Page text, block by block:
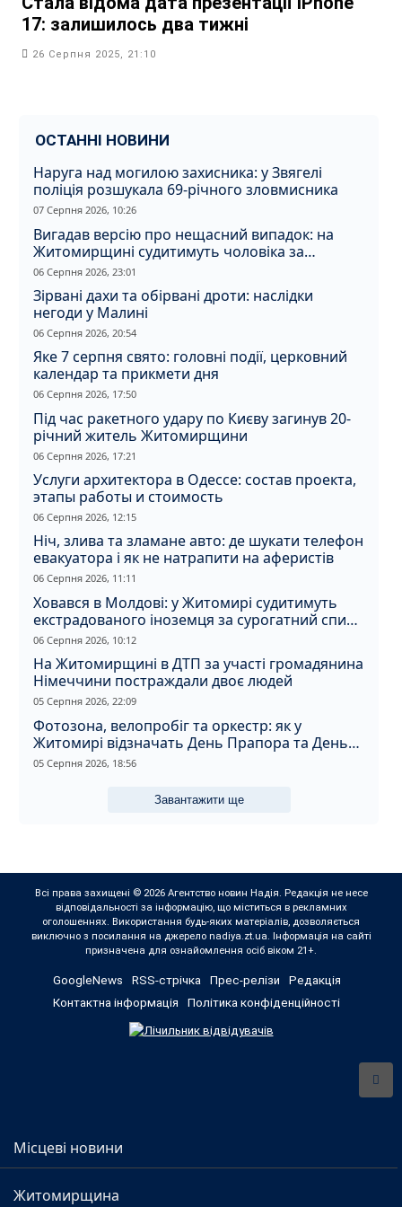
17: залишилось два тижні
26 Серпня 2025, 21:10
ОСТАННІ НОВИНИ
Наруга над могилою захисника: у Звягелі
поліція розшукала 69-річного зловмисника
07 Серпня 2026, 10:26
Вигадав версію про нещасний випадок: на
Житомирщині судитимуть чоловіка за
вбивство співмешканки
06 Серпня 2026, 23:01
Зірвані дахи та обірвані дроти: наслідки
негоди у Малині
06 Серпня 2026, 20:54
Яке 7 серпня свято: головні події, церковний
календар та прикмети дня
06 Серпня 2026, 17:50
Під час ракетного удару по Києву загинув 20-
річний житель Житомирщини
06 Серпня 2026, 17:21
Услуги архитектора в Одессе: состав проекта,
этапы работы и стоимость
06 Серпня 2026, 12:15
Ніч, злива та зламане авто: де шукати телефон
евакуатора і як не натрапити на аферистів
06 Серпня 2026, 11:11
Ховався в Молдові: у Житомирі судитимуть
екстрадованого іноземця за сурогатний спирт
і відмивання грошей
06 Серпня 2026, 10:12
На Житомирщині в ДТП за участі громадянина
Німеччини постраждали двоє людей
05 Серпня 2026, 22:09
Фотозона, велопробіг та оркестр: як у
Житомирі відзначать День Прапора та День
Незалежності
05 Серпня 2026, 18:56
Завантажити ще
Всі права захищені © 2026 Агентство новин Надія. Редакція не несе
відповідальності за інформацію, що міститься в рекламних
оголошеннях. Використання будь-яких матеріалів, дозволяється
виключно з посилання на джерело nadiya.zt.ua. Інформація на сайті
призначена для ознайомлення осіб віком 21+.
GoogleNews RSS-стрічка Прес-релізи
Редакція
Контактна інформація
Політика конфіденційності
Місцеві новини
Житомирщина